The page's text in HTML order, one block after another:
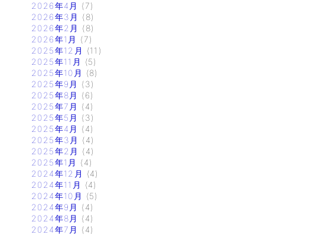
2026年4月
(7)
2026年3月
(8)
2026年2月
(8)
2026年1月
(7)
2025年12月
(11)
2025年11月
(5)
2025年10月
(8)
2025年9月
(3)
2025年8月
(6)
2025年7月
(4)
2025年5月
(3)
2025年4月
(4)
2025年3月
(4)
2025年2月
(4)
2025年1月
(4)
2024年12月
(4)
2024年11月
(4)
2024年10月
(5)
2024年9月
(4)
2024年8月
(4)
2024年7月
(4)